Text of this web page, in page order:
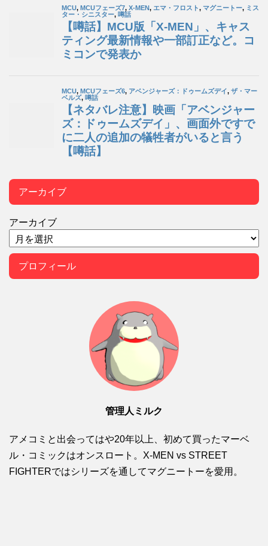
アーカイブ
アーカイブ
プロフィール
管理人ミルク
アメコミと出会ってはや20年以上、初めて買ったマーベ
ル・コミックはオンスロート。X-MEN vs STREET
FIGHTERではシリーズを通してマグニートーを愛用。